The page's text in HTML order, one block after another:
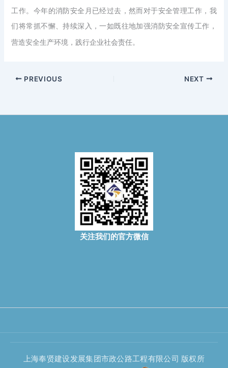
工作。今年的消防安全月已经过去，然而对于安全管理工作，我
们将常抓不懈、持续深入，一如既往地加强消防安全宣传工作，
营造安全生产环境，践行企业社会责任。
PREVIOUS NEXT
关注我们的官方微信
上海奉贤建设发展集团市政公路工程有限公司 版权所